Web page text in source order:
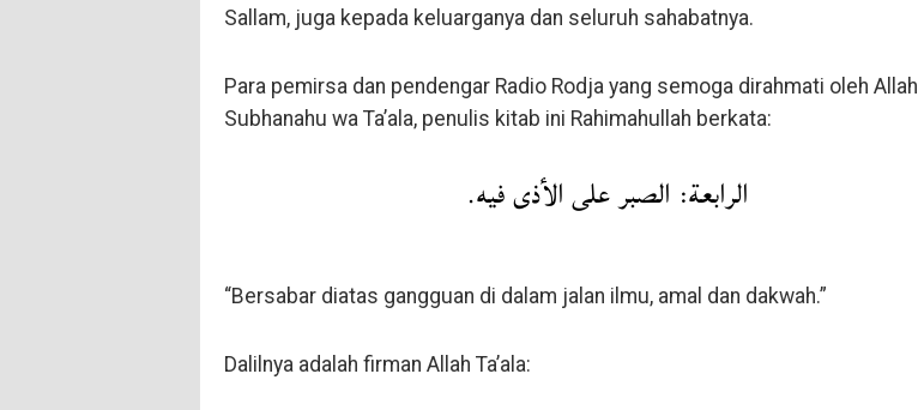
Sallam, juga kepada keluarganya dan seluruh sahabatnya.
Para pemirsa dan pendengar Radio Rodja yang semoga dirahmati oleh Allah
Subhanahu wa Ta’ala, penulis kitab ini Rahimahullah berkata:
الرابعة: الصبر على الأذى فيه.
“Bersabar diatas gangguan di dalam jalan ilmu, amal dan dakwah.”
Dalilnya adalah firman Allah Ta’ala: